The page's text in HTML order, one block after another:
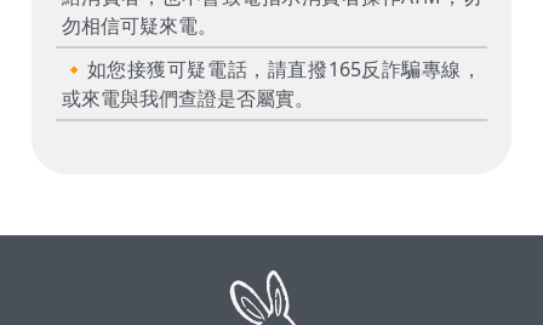
勿相信可疑來電。
🔸如您接獲可疑電話，請直撥165反詐騙專線，
或來電與我們查證是否屬實。